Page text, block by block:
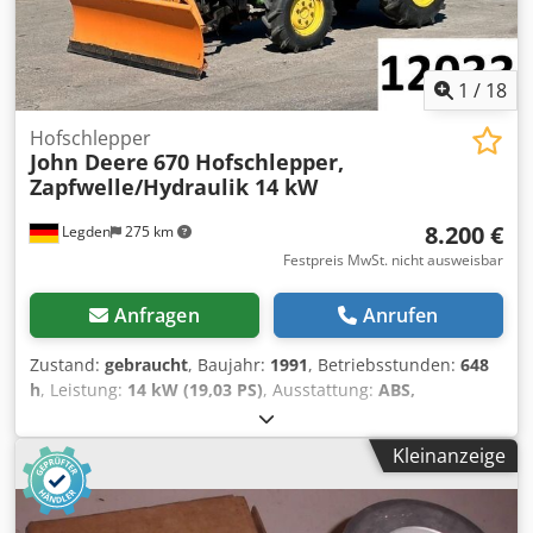
1 / 18
Legden 275 km
Hofschlepper
John Deere 670 Hofschlepper,
Zapfwelle/Hydraulik 14 kW
8.200 €
Festpreis MwSt. nicht ausweisbar
Anfragen Anrufen
Zustand: gebraucht, Baujahr: 1991, Betriebsstunden: 648
h, Leistung: 14 kW (19,03 PS), Ausstattung: ABS,
Allradantrieb, Fronthubwerk, Kabine
Hofschlepper * stufenlose Heckzapfwelle * Frontheber *
Fronhydraulik * Heckkraftheber * zuschaltbarer Allrad
Cjdpfxey Skl Uo Ap Esha * schwenkbares Schneeschild
Technische Daten:* Motor: Yanmar 3-Zylinder Diesel *
Kleinanzeige